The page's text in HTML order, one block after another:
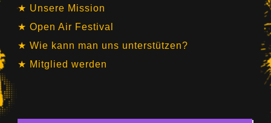
Unsere Mission
Open Air Festival
Wie kann man uns unterstützen?
Mitglied werden